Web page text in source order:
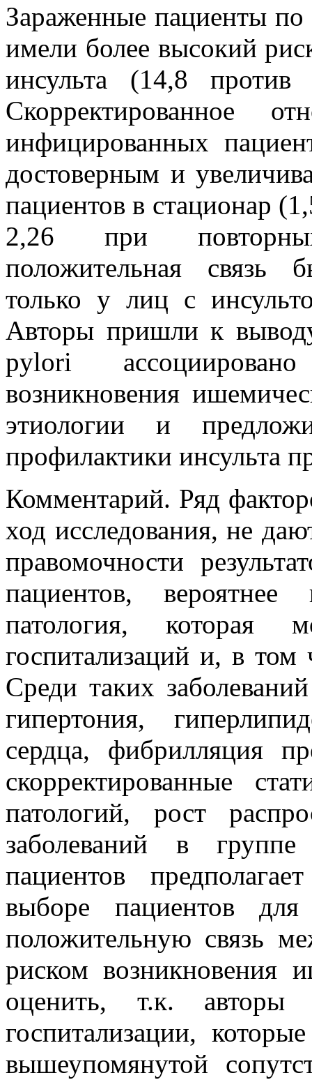
Зараженные пациенты
имели более высокий
инсульта (14,8
Скорректированное
инфицированных
достоверным и
пациентов в стационар
2,26 при
положительная связь
только у лиц с
Авторы пришли к
pylori
возникновения
этиологии и
профилактики инсульта
Комментарий. Ряд
ход исследования, не
правомочности
пациентов,
патология, которая
госпитализаций и, в том
Среди таких
гипертония,
сердца, фибрилляция
скорректированные
патологий, рост
заболеваний в
пациентов
выборе пациентов для
положительную связь
риском возникновения
оценить, т.к.
госпитализации,
вышеупомянутой